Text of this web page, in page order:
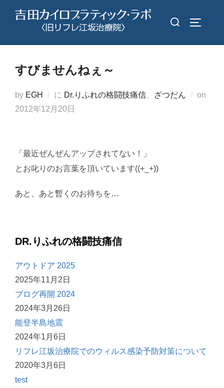
検
対
すびませんねぇ～
by EGH に Dr.りふれの格闘技痛信、 ざつだん on
2012年12月20日
「最近ぜんぜんアップされてない！」
とお叱りのお言葉を頂いています((+_+))
あと、あと暫くのお待ちを…
DR.りふれの格闘技痛信
アウトドア 2025
2025年11月2日
ブログ再開 2024
2024年3月26日
能登半島地震
2024年1月6日
リフレ江坂治療院でのウィルス感染予防対策について
2020年3月6日
test